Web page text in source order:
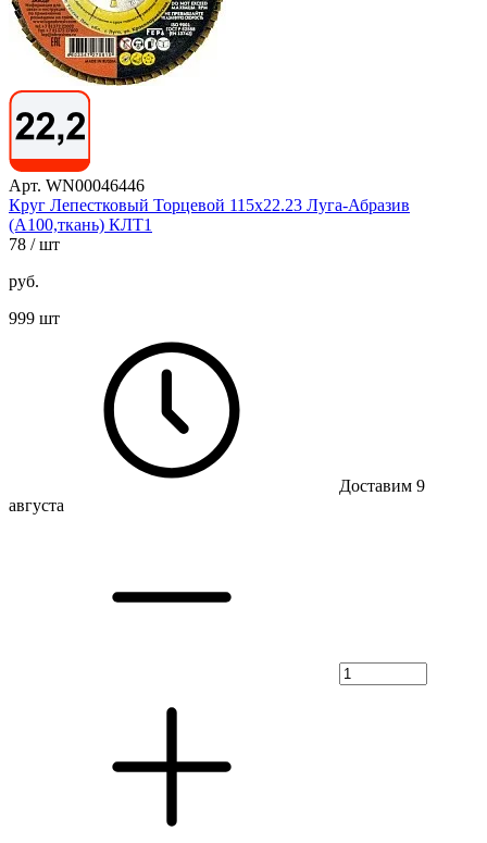
Арт. WN00046446
Круг Лепестковый Торцевой 115х22.23 Луга-Абразив
(А100,ткань) КЛТ1
78 / шт
руб.
999 шт
Доставим 9
августа